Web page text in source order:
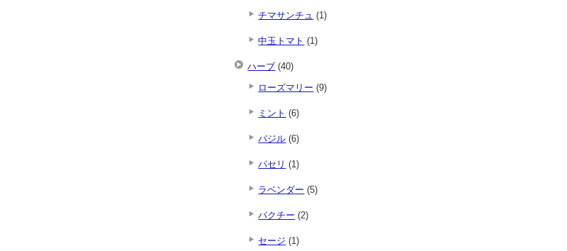
チマサンチュ (1)
中玉トマト (1)
ハーブ (40)
ローズマリー (9)
ミント (6)
バジル (6)
パセリ (1)
ラベンダー (5)
パクチー (2)
セージ (1)